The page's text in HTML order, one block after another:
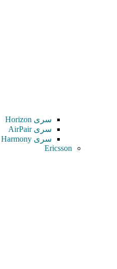
سری Horizon
سری AirPair
سری Harmony
Ericsson